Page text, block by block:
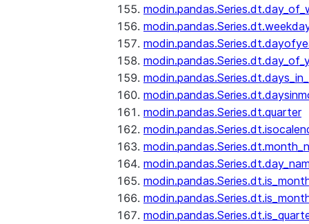
modin.pandas.Series.dt.quarter